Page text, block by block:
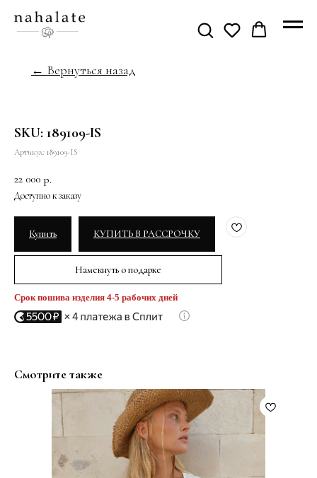
← Вернуться назад
SKU: 189109-IS
Артикул: 189109-IS
22 000 р.
Купить КУПИТЬ В РАССРОЧКУ
Намекнуть о подарке
Срок пошива изделия 4-5 рабочих дней
Смотрите также